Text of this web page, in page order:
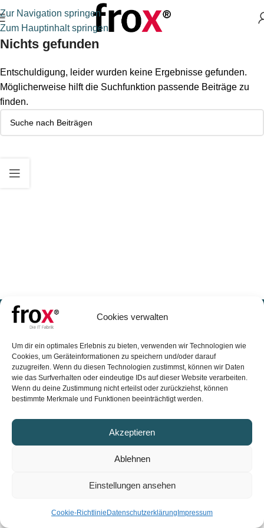
Cookies verwalten
Um dir ein optimales Erlebnis zu bieten, verwenden wir Technologien wie
Cookies, um Geräteinformationen zu speichern und/oder darauf
zuzugreifen. Wenn du diesen Technologien zustimmst, können wir Daten
wie das Surfverhalten oder eindeutige IDs auf dieser Website verarbeiten.
Wenn du deine Zustimmung nicht erteilst oder zurückziehst, können
bestimmte Merkmale und Funktionen beeinträchtigt werden.
Akzeptieren
Ablehnen
Einstellungen ansehen
Cookie-Richtlinie Datenschutzerklärung Impressum
Zur Navigation springen
Zum Hauptinhalt springen
Nichts gefunden
Entschuldigung, leider wurden keine Ergebnisse gefunden.
Möglicherweise hilft die Suchfunktion passende Beiträge zu
finden.
FROX GmbH
44141 Dortmund
Vertrieb: +49 (0)231 99 76 04 0
Datenschutz AGB